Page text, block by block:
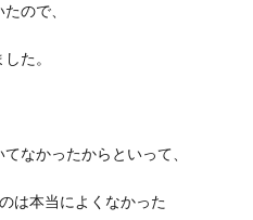
ので、
た。
なかったからといって、
は本当によくなかった